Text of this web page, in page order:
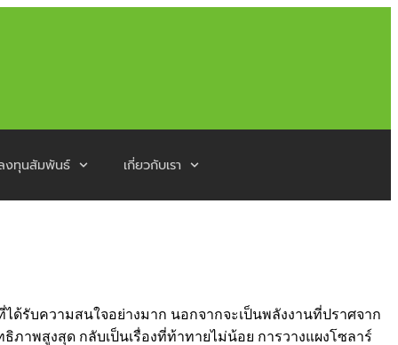
งทุนสัมพันธ์ เกี่ยวกับเรา
ด้รับความสนใจอย่างมาก นอกจากจะเป็นพลังงานที่ปราศจาก
าพสูงสุด กลับเป็นเรื่องที่ท้าทายไม่น้อย การวางแผงโซลาร์